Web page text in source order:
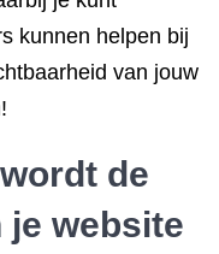
kunnen helpen bij
van jouw
de
je website